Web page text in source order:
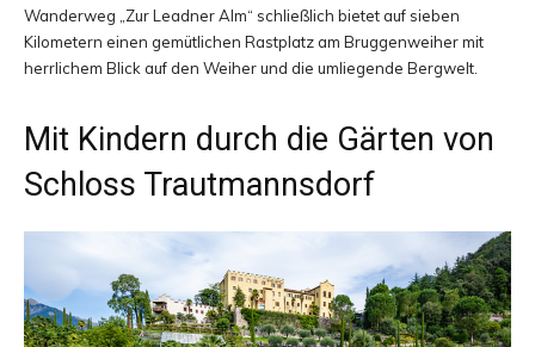
Wanderweg „Zur Leadner Alm“ schließlich bietet auf sieben
Kilometern einen gemütlichen Rastplatz am Bruggenweiher mit
herrlichem Blick auf den Weiher und die umliegende Bergwelt.
Mit Kindern durch die Gärten von
Schloss Trautmannsdorf